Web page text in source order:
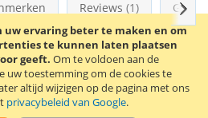
uw ervaring beter te maken en om
te kunnen laten plaatsen
geeft. Om te voldoen aan de
uw toestemming om de cookies te
altijd wijzigen op de pagina met ons
privacybeleid van Google.
Reviews 1
geschikt voor de:
HDC-DX1, HDC-DX3, HDC-